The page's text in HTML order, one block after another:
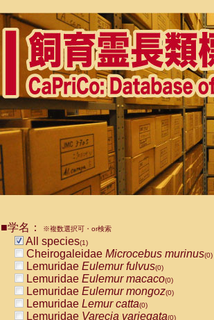
■学名： ※複数選択可・or検索
All species(1)
Cheirogaleidae Microcebus murinus(0)
Lemuridae Eulemur fulvus(0)
Lemuridae Eulemur macaco(0)
Lemuridae Eulemur mongoz(0)
Lemuridae Lemur catta(0)
Lemuridae Varecia variegata(0)